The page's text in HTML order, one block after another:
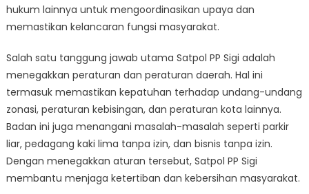
hukum lainnya untuk mengoordinasikan upaya dan
memastikan kelancaran fungsi masyarakat.
Salah satu tanggung jawab utama Satpol PP Sigi adalah
menegakkan peraturan dan peraturan daerah. Hal ini
termasuk memastikan kepatuhan terhadap undang-undang
zonasi, peraturan kebisingan, dan peraturan kota lainnya.
Badan ini juga menangani masalah-masalah seperti parkir
liar, pedagang kaki lima tanpa izin, dan bisnis tanpa izin.
Dengan menegakkan aturan tersebut, Satpol PP Sigi
membantu menjaga ketertiban dan kebersihan masyarakat.